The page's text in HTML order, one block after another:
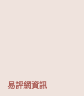
易評網資訊